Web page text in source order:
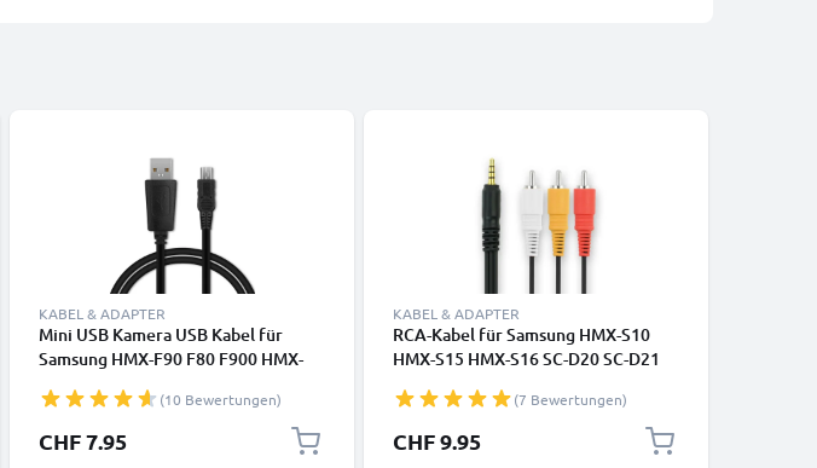
KABEL & ADAPTER
Mini USB Kamera USB Kabel für
Samsung HMX-F90 F80 F900 HMX-
SMX-F40 F30 SC-DX103 SC-D353 VP-
D361 Video-/ Fotokameras -
Datenkabel 2.0, PVC Ladekabel
(10 Bewertungen)
CHF 7.95
KABEL & ADAPTER
RCA-Kabel für Samsung HMX-S10
HMX-S15 HMX-S16 SC-D20 SC-D21
Kamera, Konsole – AV-Kabel, RCA-
Stecker, Audio-Video Composite
(7 Bewertungen)
CHF 9.95